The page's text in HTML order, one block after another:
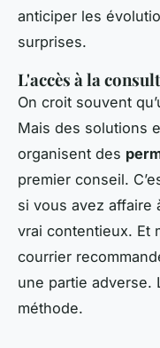
anticiper les
surprises.
L'accès à la
On croit souvent
Mais des solutions
organisent des
premier conseil.
si vous avez affaire
vrai contentieux. Et
courrier
une partie adverse.
méthode.